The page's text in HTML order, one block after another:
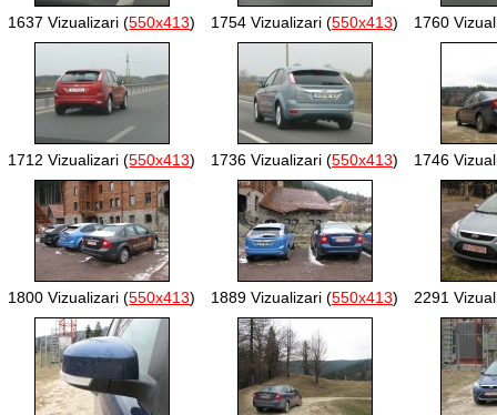
1637 Vizualizari (550x413) 1754 Vizualizari (550x413) 1760
1712 Vizualizari (550x413) 1736 Vizualizari (550x413) 1746
1800 Vizualizari (550x413) 1889 Vizualizari (550x413) 2291